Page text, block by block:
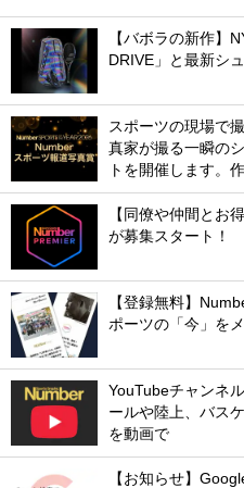
【バボラの新作】
DRIVE」と最新シ
スポーツの現場で
真家が撮る一瞬の
トを開催します。
【同僚や仲間とお
が募集スタート！
【登録無料】
ポーツの「今」を
YouTubeチャンネ
ールや陸上、バス
を動画で
【お知らせ】